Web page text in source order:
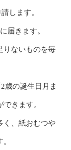
します。
届きます。
りないものを毎
歳の誕生日月ま
きます。
く、紙おむつや